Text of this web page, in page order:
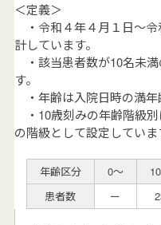
＜定義＞
・令和４年４月１日～
計しています。
・該当患者数が10名未
す。
・年齢は入院日時の満年
・10歳刻みの年齢階級
の階級として設定していま
年齢区分 0～
患者数
ー